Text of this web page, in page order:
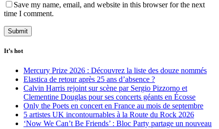
Save my name, email, and website in this browser for the next
time I comment.
It’s hot
Mercury Prize 2026 : Découvrez la liste des douze nommés
Elastica de retour après 25 ans d’absence ?
Calvin Harris rejoint sur scène par Sergio Pizzorno et
Clementine Douglas pour ses concerts géants en Écosse
Only the Poets en concert en France au mois de septembre
5 artistes UK incontournables à la Route du Rock 2026
‘Now We Can’t Be Friends’ : Bloc Party partage un nouveau